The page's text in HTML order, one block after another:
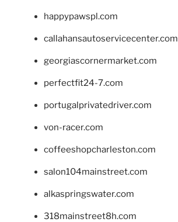
happypawspl.com
callahansautoservicecenter.com
georgiascornermarket.com
perfectfit24-7.com
portugalprivatedriver.com
von-racer.com
coffeeshopcharleston.com
salon104mainstreet.com
alkaspringswater.com
318mainstreet8h.com